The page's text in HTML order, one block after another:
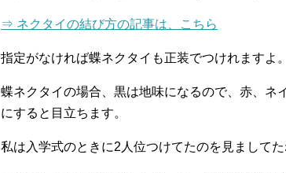
⇒ ネクタイの結び方の記事は、こちら
指定がなければ蝶ネクタイも正装でつけれますよ。
蝶ネクタイの場合、黒は地味になるので、赤、ネ
にすると目立ちます。
私は入学式のときに2人位つけてたのを見ましてた